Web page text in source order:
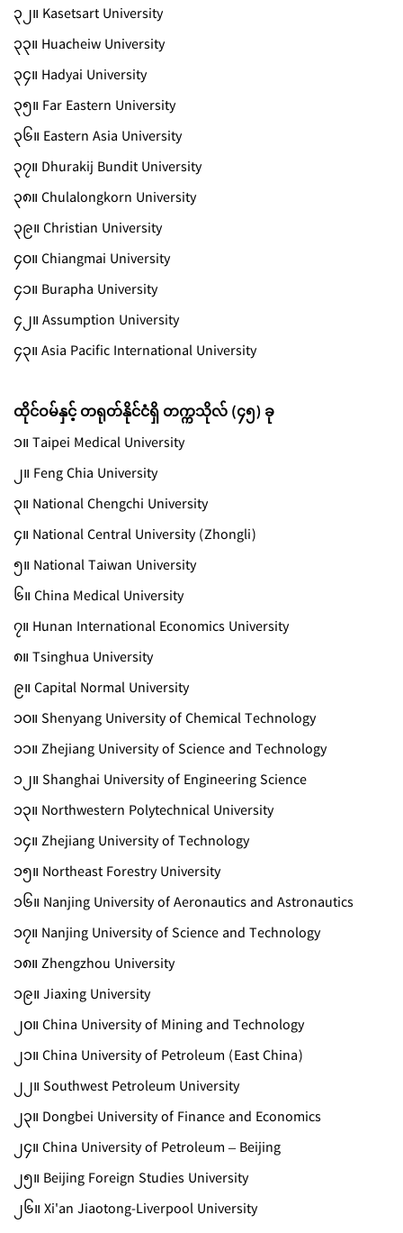
၃၂။ Kasetsart University
၃၃။ Huacheiw University
၃၄။ Hadyai University
၃၅။ Far Eastern University
၃၆။ Eastern Asia University
၃၇။ Dhurakij Bundit University
၃၈။ Chulalongkorn University
၃၉။ Christian University
၄၀။ Chiangmai University
၄၁။ Burapha University
၄၂။ Assumption University
၄၃။ Asia Pacific International University
ထိုင်ဝမ်နှင့် တရုတ်နိုင်ငံရှိ တက္ကသိုလ် (၄၅) ခု
၁။ Taipei Medical University
၂။ Feng Chia University
၃။ National Chengchi University
၄။ National Central University (Zhongli)
၅။ National Taiwan University
၆။ China Medical University
၇။ Hunan International Economics University
၈။ Tsinghua University
၉။ Capital Normal University
၁၀။ Shenyang University of Chemical Technology
၁၁။ Zhejiang University of Science and Technology
၁၂။ Shanghai University of Engineering Science
၁၃။ Northwestern Polytechnical University
၁၄။ Zhejiang University of Technology
၁၅။ Northeast Forestry University
၁၆။ Nanjing University of Aeronautics and Astronautics
၁၇။ Nanjing University of Science and Technology
၁၈။ Zhengzhou University
၁၉။ Jiaxing University
၂၀။ China University of Mining and Technology
၂၁။ China University of Petroleum (East China)
၂၂။ Southwest Petroleum University
၂၃။ Dongbei University of Finance and Economics
၂၄။ China University of Petroleum – Beijing
၂၅။ Beijing Foreign Studies University
၂၆။ Xi'an Jiaotong-Liverpool University